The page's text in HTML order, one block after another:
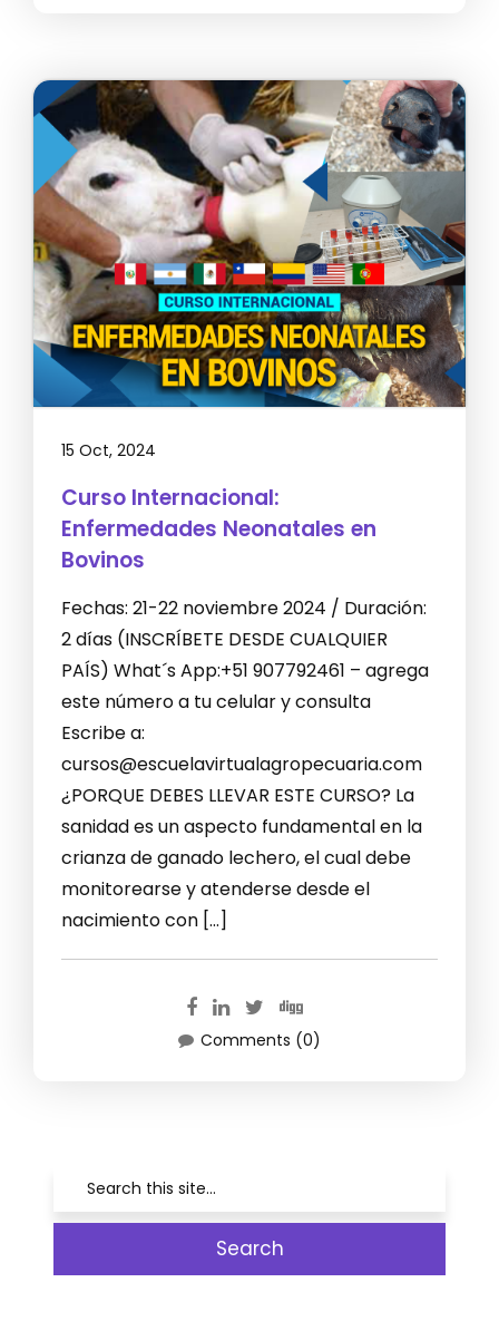
15 Oct, 2024
Curso Internacional:
Enfermedades Neonatales en
Bovinos
Fechas: 21-22 noviembre 2024 / Duración:
2 días (INSCRÍBETE DESDE CUALQUIER
PAÍS) What´s App:+51 907792461 – agrega
este número a tu celular y consulta
Escribe a:
cursos@escuelavirtualagropecuaria.com
¿PORQUE DEBES LLEVAR ESTE CURSO? La
sanidad es un aspecto fundamental en la
crianza de ganado lechero, el cual debe
monitorearse y atenderse desde el
nacimiento con […]
Comments (0)